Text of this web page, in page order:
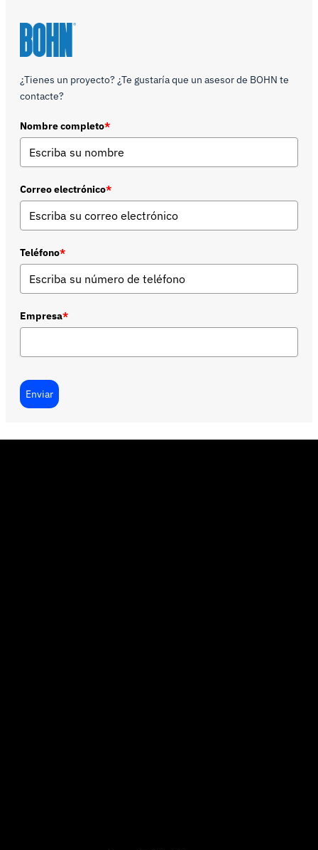
¿Tienes un proyecto? ¿Te gustaría que un asesor de BOHN te
contacte?
Nombre completo*
Correo electrónico*
Teléfono*
Empresa*
Enviar